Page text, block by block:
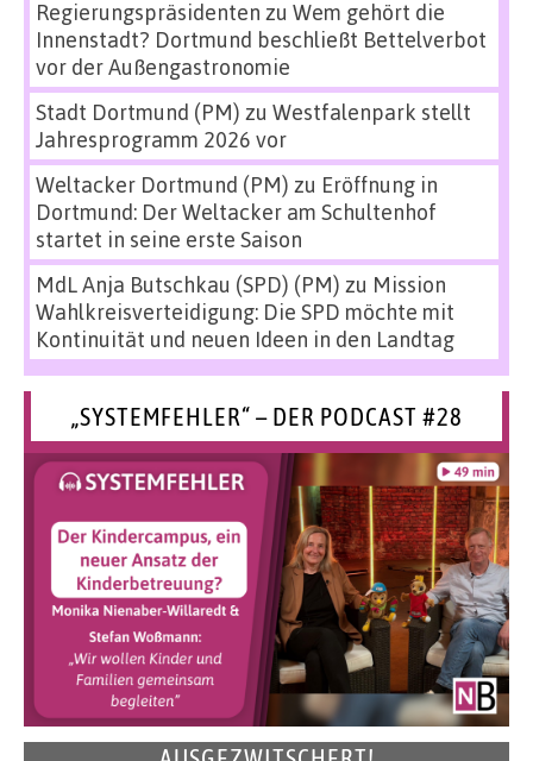
Regierungspräsidenten zu Wem gehört die
Innenstadt? Dortmund beschließt Bettelverbot
vor der Außengastronomie
Stadt Dortmund (PM) zu Westfalenpark stellt
Jahresprogramm 2026 vor
Weltacker Dortmund (PM) zu Eröffnung in
Dortmund: Der Weltacker am Schultenhof
startet in seine erste Saison
MdL Anja Butschkau (SPD) (PM) zu Mission
Wahlkreisverteidigung: Die SPD möchte mit
Kontinuität und neuen Ideen in den Landtag
„SYSTEMFEHLER“ – DER PODCAST #28